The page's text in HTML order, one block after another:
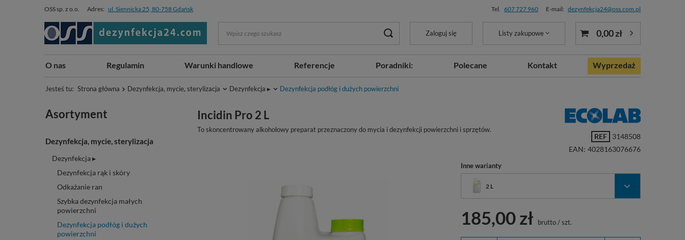
OSS sp. z o.o. Adres: ul. Siennicka 25, 80-758 Gdańsk Tel. 607 727 960 E-mail: dezynfekcja24@oss.com.pl
Zaloguj się Listy zakupowe 0,00 zł
O nas Regulamin Warunki handlowe Referencje Poradniki: Polecane Kontakt Wyprzedaż
Jesteś tu: Strona główna Dezynfekcja, mycie, sterylizacja Dezynfekcja ▸ Dezynfekcja podłóg i dużych powierzchni
Asortyment
Dezynfekcja, mycie, sterylizacja
Dezynfekcja ▸
Dezynfekcja rąk i skóry
Odkażanie ran
Szybka dezynfekcja małych
powierzchni
Dezynfekcja podłóg i dużych
powierzchni
Incidin Pro 2 L
To skoncentrowany alkoholowy preparat przeznaczony do mycia i dezynfekcji powierzchni i sprzętów.
REF
3148508
EAN: 4028163076676
Inne warianty
2 L
185,00 zł brutto/szt.